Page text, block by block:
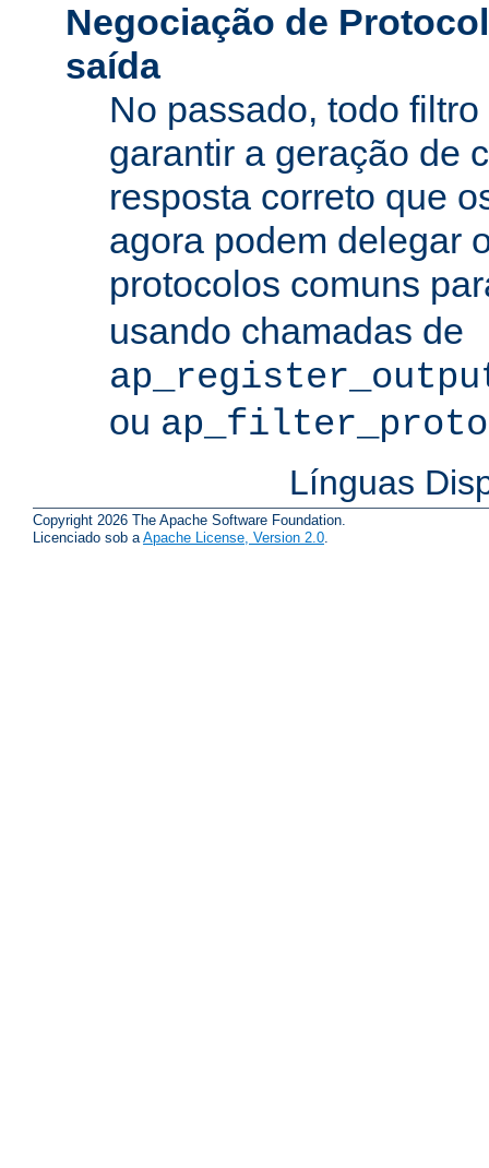
Negociação de
saída
No passado, todo
garantir a geração de
resposta correto que
agora podem delegar
protocolos comuns
usando chamadas de
ou
Línguas
Copyright 2026 The Apache Software Foundation.
Licenciado sob a Apache License, Version 2.0